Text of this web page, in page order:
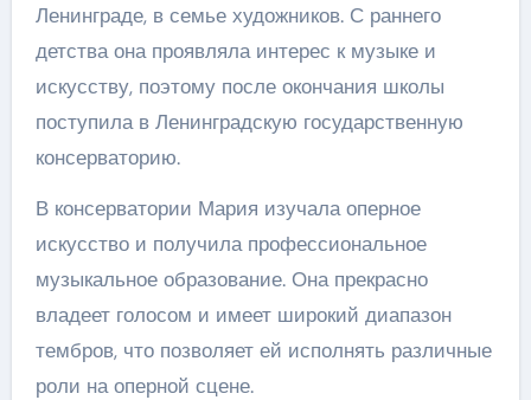
Ленинграде, в семье художников. С раннего
детства она проявляла интерес к музыке и
искусству, поэтому после окончания школы
поступила в Ленинградскую государственную
консерваторию.
В консерватории Мария изучала оперное
искусство и получила профессиональное
музыкальное образование. Она прекрасно
владеет голосом и имеет широкий диапазон
тембров, что позволяет ей исполнять различные
роли на оперной сцене.